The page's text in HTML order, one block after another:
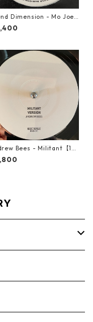
Dimension - Mo Joe
Steady【7-21087】
Bees ‎- Militant【12-
】